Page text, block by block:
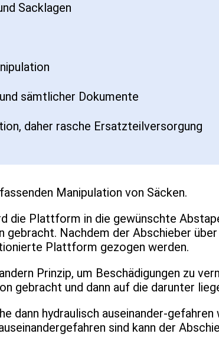
Sacklagen
sämtlicher Dokumente
daher rasche Ersatzteilversorgung
Manipulation von Säcken.
die Plattform in die gewünschte
gebracht. Nachdem der Abschieber
Plattform gezogen werden.
Prinzip, um Beschädigungen zu
gebracht und dann auf die darunter
dann hydraulisch auseinander-
sind kann der